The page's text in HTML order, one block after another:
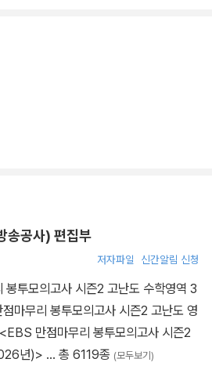
송공사) 편집부
저자파일 신간알림 신청
투모의고사 시즌2 고난도 수학영역 3
마무리 봉투모의고사 시즌2 고난도 영
<EBS 만점마무리 봉투모의고사 시즌2
년)> … 총 6119종 (모두보기)